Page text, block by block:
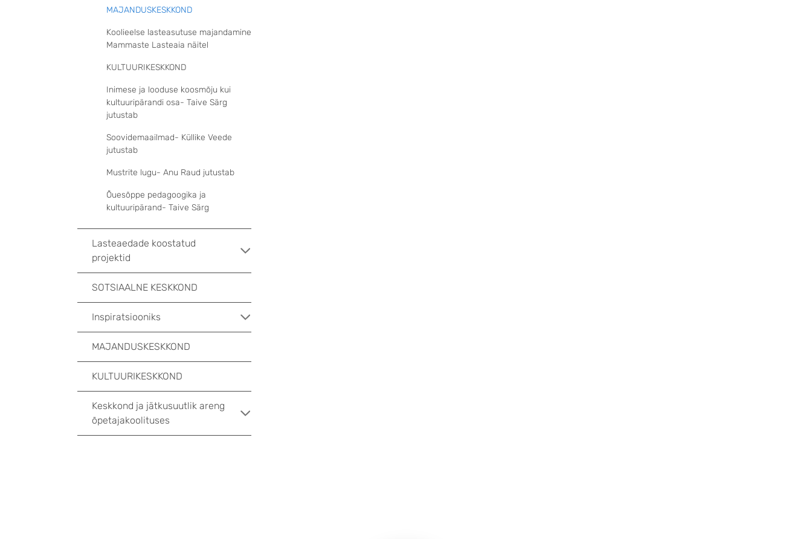
MAJANDUSKESKKOND
Koolieelse lasteasutuse majandamine
Mammaste Lasteaia näitel
KULTUURIKESKKOND
Inimese ja looduse koosmõju kui
kultuuripärandi osa- Taive Särg
jutustab
Soovidemaailmad- Küllike Veede
jutustab
Mustrite lugu- Anu Raud jutustab
Õuesõppe pedagoogika ja
kultuuripärand- Taive Särg
Lasteaedade koostatud
projektid
SOTSIAALNE KESKKOND
Inspiratsiooniks
MAJANDUSKESKKOND
KULTUURIKESKKOND
Keskkond ja jätkusuutlik areng
õpetajakoolituses